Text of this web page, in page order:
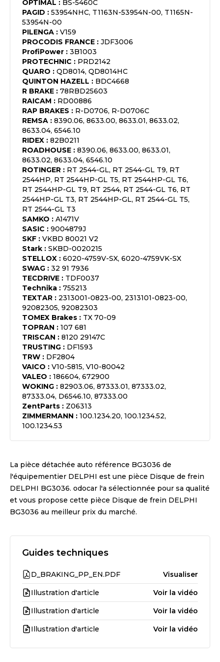
OPTIMAL : BS-5460C
PAGID : 53954NHC, T1163N-53954N-00, T1165N-
53954N-00
PILENGA : V159
PROCODIS FRANCE : JDF3006
ProfiPower : 3B1003
PROTECHNIC : PRD2142
QUARO : QD8014, QD8014HC
QUINTON HAZELL : BDC4668
R BRAKE : 78RBD25603
RAICAM : RD00886
RAP BRAKES : R-D0706, R-D0706C
REMSA : 8390.06, 8633.00, 8633.01, 8633.02,
8633.04, 6546.10
RIDEX : 82B0211
ROADHOUSE : 8390.06, 8633.00, 8633.01,
8633.02, 8633.04, 6546.10
ROTINGER : RT 2544-GL, RT 2544-GL T9, RT
2544HP, RT 2544HP-GL T5, RT 2544HP-GL T6,
RT 2544HP-GL T9, RT 2544, RT 2544-GL T6, RT
2544HP-GL T3, RT 2544HP-GL, RT 2544-GL T5,
RT 2544-GL T3
SAMKO : A1471V
SASIC : 9004879J
SKF : VKBD 80021 V2
Stark : SKBD-0020215
STELLOX : 6020-4759V-SX, 6020-4759VK-SX
SWAG : 32 91 7936
TECDRIVE : TDF0037
Technika : 755213
TEXTAR : 2313001-0823-00, 2313101-0823-00,
92082305, 92082303
TOMEX Brakes : TX 70-09
TOPRAN : 107 681
TRISCAN : 8120 29147C
TRUSTING : DF1593
TRW : DF2804
VAICO : V10-5815, V10-80042
VALEO : 186604, 672900
WOKING : 82903.06, 87333.01, 87333.02,
87333.04, D6546.10, 87333.00
ZentParts : Z06313
ZIMMERMANN : 100.1234.20, 100.1234.52,
100.1234.53
La pièce détachée auto référence BG3036 de
l'équipementier DELPHI est une pièce Disque de frein
DELPHI BG3036. odocar l'a sélectionnée pour sa qualité
et vous propose cette pièce Disque de frein DELPHI
BG3036 au meilleur prix du marché.
Guides techniques
D_BRAKING_PP_EN.PDF Visualiser
Illustration d'article Voir la vidéo
Illustration d'article Voir la vidéo
Illustration d'article Voir la vidéo